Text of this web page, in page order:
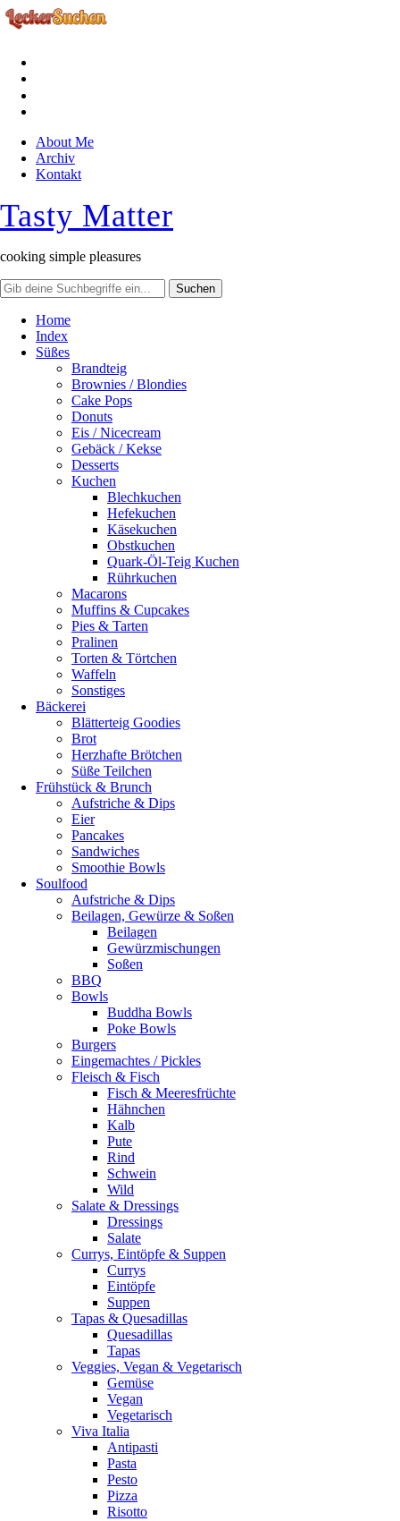
About Me
Archiv
Kontakt
Tasty Matter
cooking simple pleasures
Home
Index
Süßes
Brandteig
Brownies / Blondies
Cake Pops
Donuts
Eis / Nicecream
Gebäck / Kekse
Desserts
Kuchen
Blechkuchen
Hefekuchen
Käsekuchen
Obstkuchen
Quark-Öl-Teig Kuchen
Rührkuchen
Macarons
Muffins & Cupcakes
Pies & Tarten
Pralinen
Torten & Törtchen
Waffeln
Sonstiges
Bäckerei
Blätterteig Goodies
Brot
Herzhafte Brötchen
Süße Teilchen
Frühstück & Brunch
Aufstriche & Dips
Eier
Pancakes
Sandwiches
Smoothie Bowls
Soulfood
Aufstriche & Dips
Beilagen, Gewürze & Soßen
Beilagen
Gewürzmischungen
Soßen
BBQ
Bowls
Buddha Bowls
Poke Bowls
Burgers
Eingemachtes / Pickles
Fleisch & Fisch
Fisch & Meeresfrüchte
Hähnchen
Kalb
Pute
Rind
Schwein
Wild
Salate & Dressings
Dressings
Salate
Currys, Eintöpfe & Suppen
Currys
Eintöpfe
Suppen
Tapas & Quesadillas
Quesadillas
Tapas
Veggies, Vegan & Vegetarisch
Gemüse
Vegan
Vegetarisch
Viva Italia
Antipasti
Pasta
Pesto
Pizza
Risotto